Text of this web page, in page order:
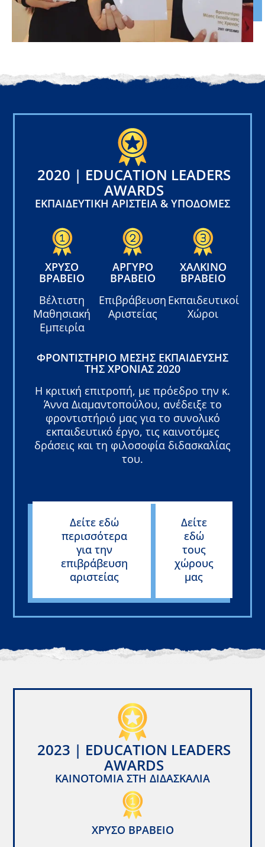
2020 | EDUCATION LEADERS
AWARDS
ΕΚΠΑΙΔΕΥΤΙΚΉ ΑΡΙΣΤΕΊΑ & ΥΠΟΔΟΜΈΣ
ΧΡΥΣΌ
ΒΡΑΒΕΊΟ
Βέλτιστη
Μαθησιακή
Εμπειρία
ΑΡΓΥΡΌ
ΒΡΑΒΕΊΟ
Επιβράβευση
Αριστείας
ΧΆΛΚΙΝΟ
ΒΡΑΒΕΊΟ
Εκπαιδευτικοί
Χώροι
ΦΡΟΝΤΙΣΤΉΡΙΟ ΜΈΣΗΣ ΕΚΠΑΊΔΕΥΣΗΣ
ΤΗΣ ΧΡΟΝΙΆΣ 2020
Η κριτική επιτροπή, με πρόεδρο την κ.
Άννα Διαμαντοπούλου, ανέδειξε το
φροντιστήριό μας για το συνολικό
εκπαιδευτικό έργο, τις καινοτόμες
δράσεις και τη φιλοσοφία διδασκαλίας
του.
Δείτε εδώ
περισσότερα
για την
επιβράβευση
αριστείας
Δείτε
εδώ
τους
χώρους
μας
2023 | EDUCATION LEADERS
AWARDS
ΚΑΙΝΟΤΟΜΊΑ ΣΤΗ ΔΙΔΑΣΚΑΛΊΑ
ΧΡΥΣΌ ΒΡΑΒΕΊΟ